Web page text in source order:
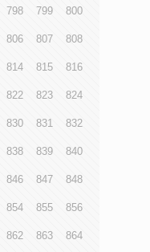
798 799 800
806 807 808
814 815 816
822 823 824
830 831 832
838 839 840
846 847 848
854 855 856
862 863 864